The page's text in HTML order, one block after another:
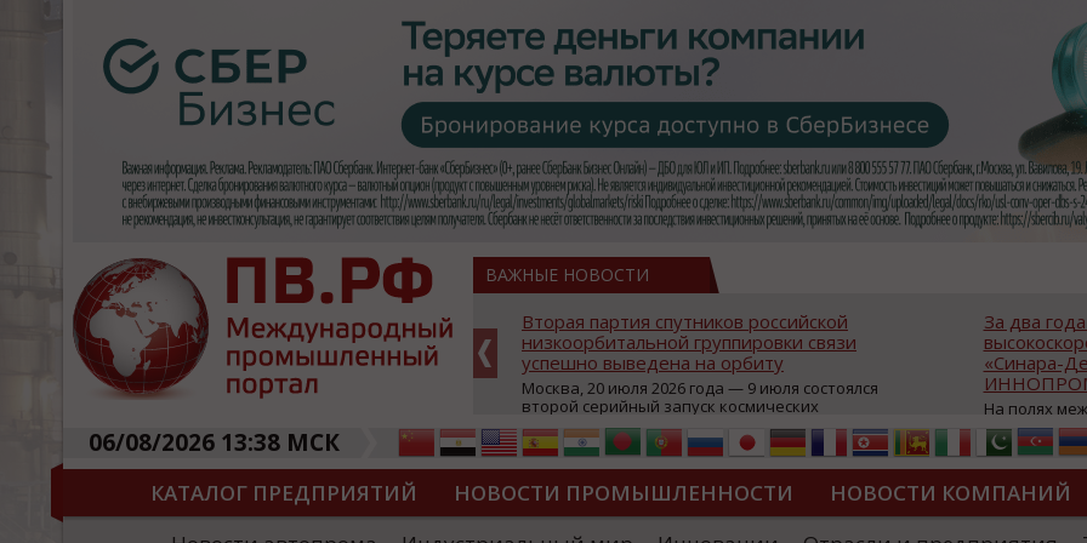
ВАЖНЫЕ НОВОСТИ
российской
группировки связи
на орбиту
года — 9 июля состоялся
космических
спутниковой
доступа в
нацпроекта
и цифровая
За два года – завод для
высокоскоростных поездов: опыт
«Синара-Девелопмент» на
ИННОПРОМ-2026
На полях международной промышленной
выставки «ИННОПРОМ‑2026» состоялась
сессия, посвящённая современным вызовам
промышленного строительства.
Организатором выступила Группа Синара, а
центральным кейсом стал проект компании
«Синара‑Девелопмент» по возведению в
Верхней Пышме (на территории завода
Президент России наградил
ОСК «Океанприбор» орденом
Александра Невского
26 июня на территории Концерна ОСК
«Океанприбор» состоялась
церемония вручения ордена
Невского коллективу предприятия.
присужден за значительный вклад в
укрепление обороноспособности
Федерации. Высокую государственную
награду вручил губернатор Санкт-
Петербурга Александр Беглов. «Для
06/08/2026 13:38 МСК
КАТАЛОГ ПРЕДПРИЯТИЙ НОВОСТИ ПРОМЫШЛЕННОСТИ НОВОСТИ КОМПАНИЙ